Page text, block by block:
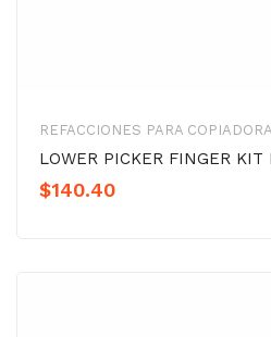
REFACCIONES PARA
LOWER PICKER FINGER KIT
$140.40